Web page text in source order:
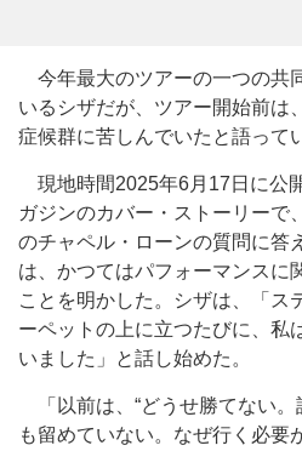
今年最大のツアーの一つの共
いるシザだが、ツアー開始前は
症候群に苦しんでいたと語って
現地時間2025年6月17日に公
ガジンのカバー・ストーリーで
のチャペル・ローンの質問に答
は、かつてはパフォーマンスに
ことを明かした。シザは、「ス
ーペットの上に立つたびに、私
いました」と話し始めた。
「以前は、“どうせ勝てない。
も留めていない。なぜ行く必要